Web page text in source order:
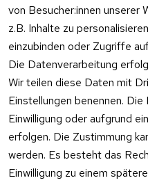
von Besucher:innen unserer
z.B. Inhalte zu
einzubinden oder Zugriffe
Die Datenverarbeitung
Wir teilen diese Daten mit
Einstellungen benennen.
Einwilligung oder aufgrund
erfolgen. Die Zustimmung
werden. Es besteht das
Einwilligung zu einem
Vertrag
widerrufen